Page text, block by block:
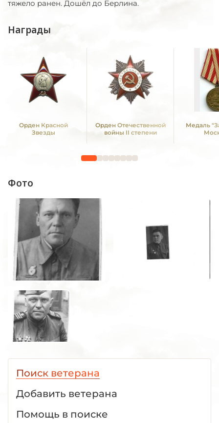
тяжело ранен. Дошёл до Берлина.
Награды
Орден Красной
Звезды
Орден Отечественной
войны II степени
Медаль
Фото
Поиск ветерана
Добавить ветерана
Помощь в поиске